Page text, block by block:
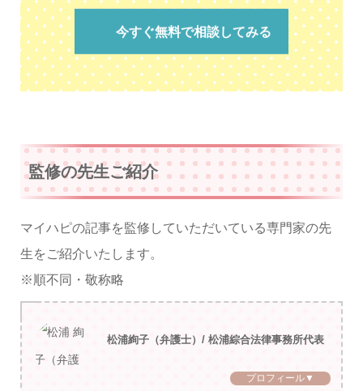
今すぐ無料で相談してみる
監修の先生ご紹介
マイハピの記事を監修していただいている専門家の先
生をご紹介いたします。
※順不同・敬称略
松浦絢子（弁護士）/ 松浦綜合法律事務所代表
プロフィール▼